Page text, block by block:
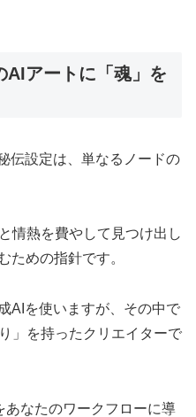
AIアートに「魂」を
伝設定は、単なるノードの
情熱を費やして見つけ出し
ための指針です。
AIを使いますが、その中で
」を持ったクリエイターで
なたのワークフローに導